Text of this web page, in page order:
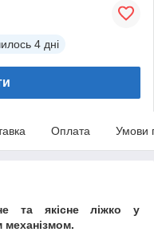
4 дні
Оплата Умови
та якiсне ліжко у
механізмом.